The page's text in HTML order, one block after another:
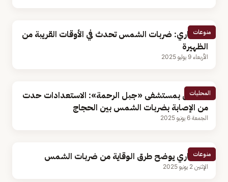
منوعات
استشاري: ضربات الشمس تحدث في الأوقات القريبة من
الظهيرة
الأربعاء 9 يوليو 2025
المحليات
مسؤول بمستشفى «جبل الرحمة»: الاستعدادات حدت
من الإصابة بضربات الشمس بين الحجاج
الجمعة 6 يونيو 2025
منوعات
استشاري يوضح طرق الوقاية من ضربات الشمس
الإثنين 2 يونيو 2025